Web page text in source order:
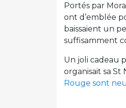
Portés par
ont d’emblée
baissaient un
suffisamment
Un joli cadeau
organisait sa
Rouge sont